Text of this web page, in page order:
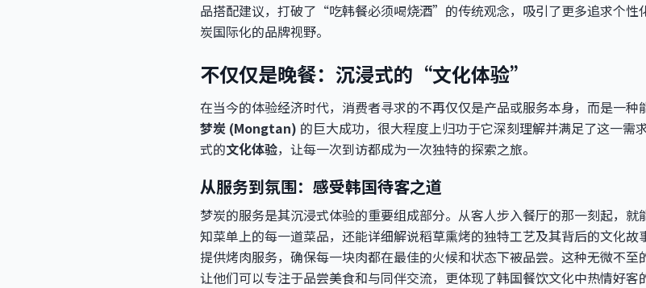
品搭配建议，打破了“吃韩餐必须喝烧酒”的传统观念，吸引了更多追求个性
炭国际化的品牌视野。
不仅仅是晚餐：沉浸式的“文化体验”
在当今的体验经济时代，消费者寻求的不再仅仅是产品或服务本身，而是一种
梦炭 (Mongtan) 的巨大成功，很大程度上归功于它深刻理解并满足了这一需
式的文化体验，让每一次到访都成为一次独特的探索之旅。
从服务到氛围：感受韩国待客之道
梦炭的服务是其沉浸式体验的重要组成部分。从客人步入餐厅的那一刻起，
知菜单上的每一道菜品，还能详细解说稻草熏烤的独特工艺及其背后的文化
提供烤肉服务，确保每一块肉都在最佳的火候和状态下被品尝。这种无微不
让他们可以专注于品尝美食和与同伴交流，更体现了韩国餐饮文化中热情好